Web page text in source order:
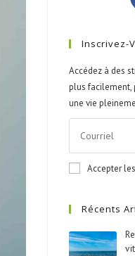
Inscrivez-
Accédez à des
plus facilement,
une vie
Accepter
Récents